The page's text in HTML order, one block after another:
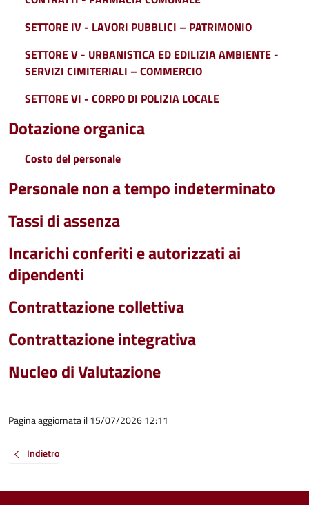
SETTORE IV - LAVORI PUBBLICI – PATRIMONIO
SETTORE V - URBANISTICA ED EDILIZIA AMBIENTE -
SERVIZI CIMITERIALI – COMMERCIO
SETTORE VI - CORPO DI POLIZIA LOCALE
Dotazione organica
Costo del personale
Personale non a tempo indeterminato
Tassi di assenza
Incarichi conferiti e autorizzati ai
dipendenti
Contrattazione collettiva
Contrattazione integrativa
Nucleo di Valutazione
Pagina aggiornata il 15/07/2026 12:11
Indietro